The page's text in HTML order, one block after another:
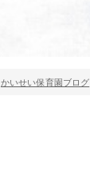
かいせい保育園ブログ